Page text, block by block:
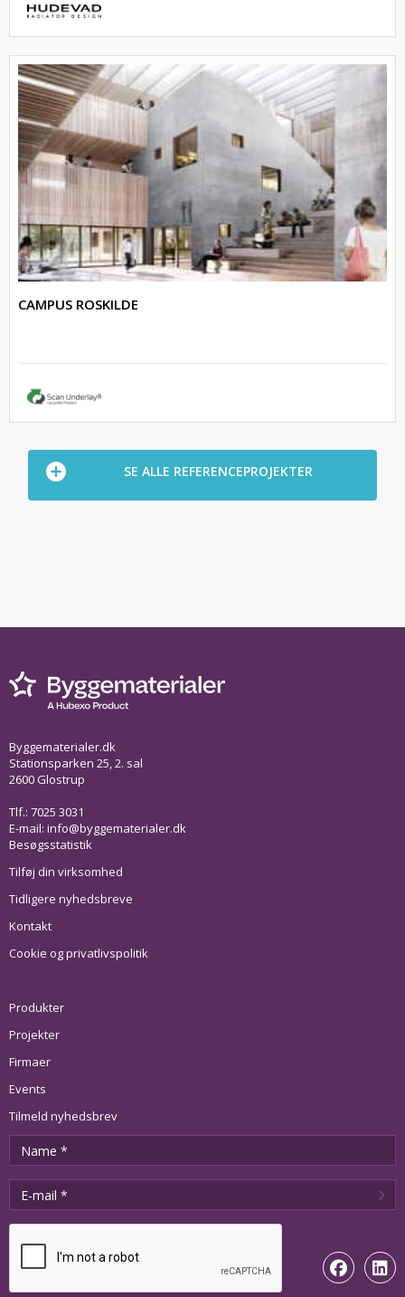
CAMPUS ROSKILDE
SE ALLE REFERENCEPROJEKTER
Byggematerialer.dk
Stationsparken 25, 2. sal
2600 Glostrup
Tlf.: 7025 3031
E-mail: info@byggematerialer.dk
Besøgsstatistik
Tilføj din virksomhed
Tidligere nyhedsbreve
Kontakt
Cookie og privatlivspolitik
Produkter
Projekter
Firmaer
Events
Tilmeld nyhedsbrev